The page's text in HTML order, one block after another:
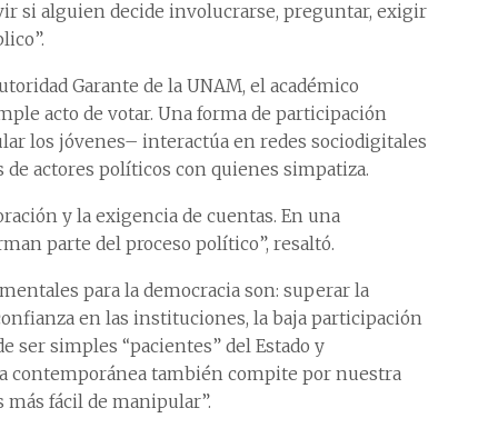
si alguien decide involucrarse, preguntar, exigir
Garante de la UNAM, el académico
acto de votar. Una forma de participación
los jóvenes– interactúa en redes sociodigitales
actores políticos con quienes simpatiza.
y la exigencia de cuentas. En una
parte del proceso político”, resaltó.
para la democracia son: superar la
en las instituciones, la baja participación
ser simples “pacientes” del Estado y
contemporánea también compite por nuestra
fácil de manipular”.